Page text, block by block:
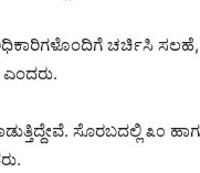
ಚರ್ಚಿಸಿ ಸಲಹೆ,
ಸೊರಬದಲ್ಲಿ ೩೦